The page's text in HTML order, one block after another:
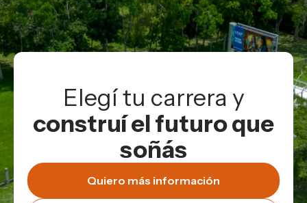
Elegí tu carrera y
construí el futuro que
soñás
Quiero más información